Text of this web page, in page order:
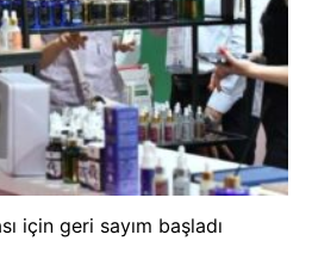
için geri sayım başladı